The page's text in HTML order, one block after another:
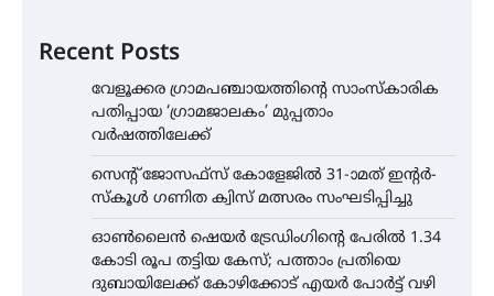
Recent Posts
വേളൂക്കര ഗ്രാമപഞ്ചായത്തിന്റെ സാംസ്കാരിക
പതിപ്പായ ‘ഗ്രാമജാലകം’ മുപ്പതാം
വർഷത്തിലേക്ക്
സെന്റ് ജോസഫ്സ് കോളേജിൽ 31-ാമത് ഇന്റർ-
സ്കൂൾ ഗണിത ക്വിസ് മത്സരം സംഘടിപ്പിച്ചു
ഓൺലൈൻ ഷെയർ ട്രേഡിംഗിന്റെ പേരിൽ 1.34
കോടി രൂപ തട്ടിയ കേസ്; പത്താം പ്രതിയെ
ദുബായിലേക്ക് കോഴിക്കോട് എയർ പോർട്ട് വഴി